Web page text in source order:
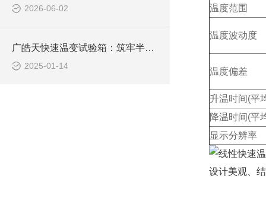
2026-06-02
广皓天快速温变试验箱：筑牢半导体芯片品质根基
2025-01-14
温度范围
温度波动度
温度偏差
升温时间(平
降温时间(平
显示分辨率
设计美观、